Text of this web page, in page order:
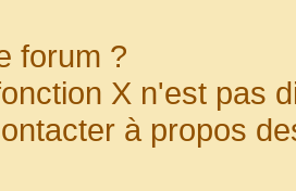
forum ?
X n'est pas
à propos